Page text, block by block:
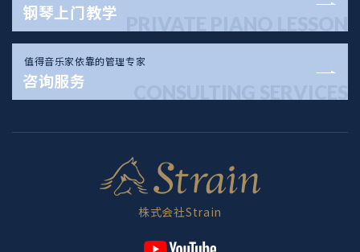
钢琴上门教学
值得音乐家依靠的管理专家
咨询服务
株式会社Strain